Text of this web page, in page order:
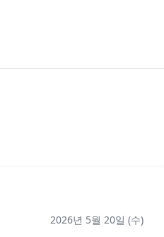
2026년 5월 20일 (수)